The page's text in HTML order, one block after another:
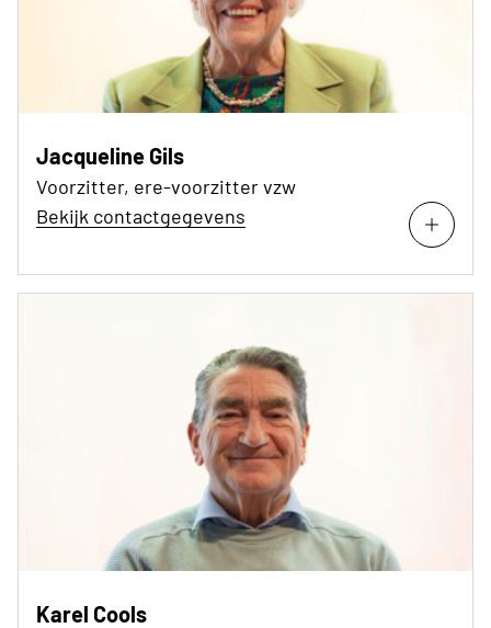
Jacqueline Gils
Voorzitter, ere-voorzitter vzw
Bekijk contactgegevens
Karel Cools